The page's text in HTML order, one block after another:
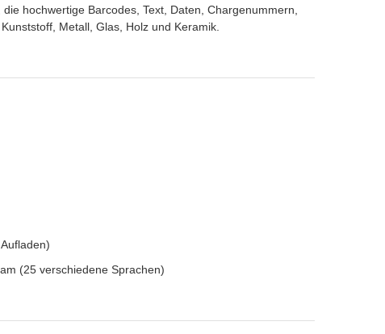
hochwertige Barcodes, Text, Daten, Chargenummern,
Metall, Glas, Holz und Keramik.
(25 verschiedene Sprachen)